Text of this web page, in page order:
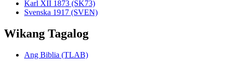
Karl XII 1873 (SK73)
Svenska 1917 (SVEN)
Wikang Tagalog
Ang Biblia (TLAB)